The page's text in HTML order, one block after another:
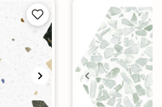
Carrelage sol cuisine
Carrelage salon moderne|
Carrelage Chambre
Carrelage WC

